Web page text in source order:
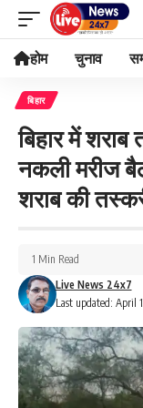
होम चुनाव
बिहार
बिहार में
नकली मरीज
शराब की
Last updated: April
Live News 24x7
1 Min Read